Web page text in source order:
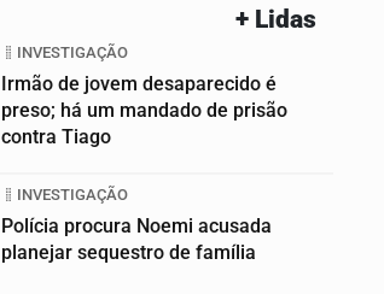
+ Lidas
INVESTIGAÇÃO
Irmão de jovem desaparecido é
preso; há um mandado de prisão
contra Tiago
INVESTIGAÇÃO
Polícia procura Noemi acusada
planejar sequestro de família